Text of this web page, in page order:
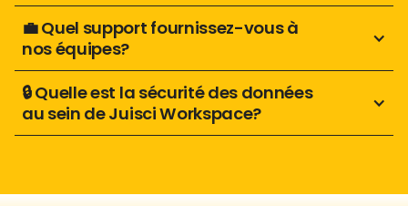
💼 Quel support fournissez-vous à
nos équipes?
🔒 Quelle est la sécurité des données
au sein de Juisci Workspace?